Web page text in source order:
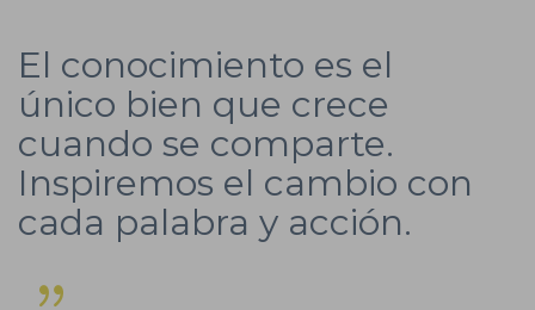
El conocimiento es el
único bien que crece
cuando se comparte.
Inspiremos el cambio con
cada palabra y acción.